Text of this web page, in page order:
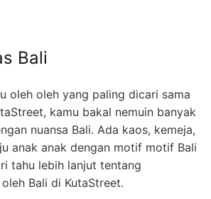
Bali
oleh oleh yang paling dicari sama
kamu bakal nemuin banyak
nuansa Bali. Ada kaos, kemeja,
anak anak dengan motif motif Bali
tahu lebih lanjut tentang
Bali di KutaStreet.